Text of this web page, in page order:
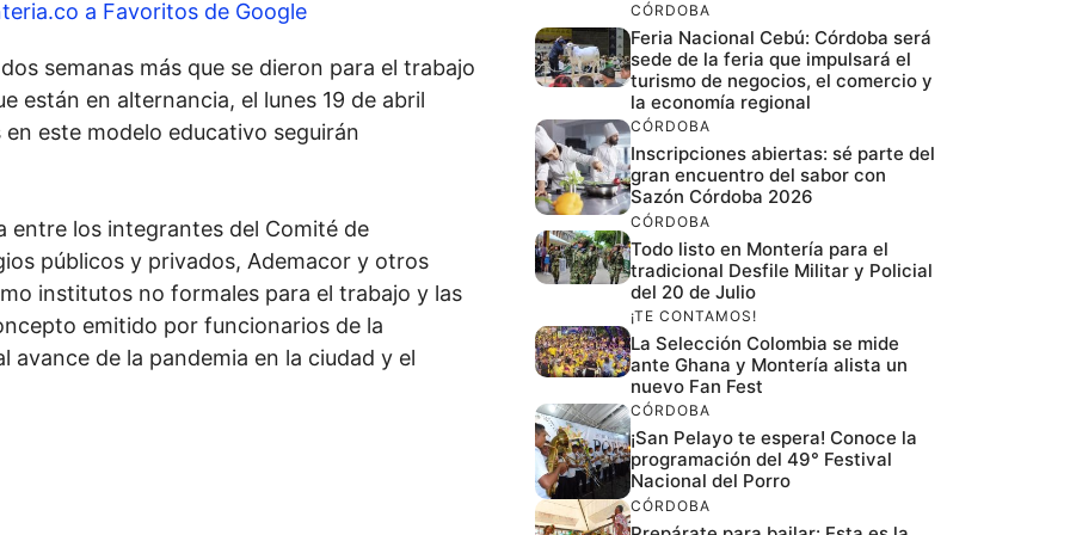
a Favoritos de Google
semanas más que se dieron para el trabajo
están en alternancia, el lunes 19 de abril
este modelo educativo seguirán
entre los integrantes del Comité de
públicos y privados, Ademacor y otros
institutos no formales para el trabajo y las
emitido por funcionarios de la
avance de la pandemia en la ciudad y el
CÓRDOBA
Feria Nacional Cebú: Córdoba será
sede de la feria que impulsará el
turismo de negocios, el comercio y
la economía regional
CÓRDOBA
Inscripciones abiertas: sé parte del
gran encuentro del sabor con
Sazón Córdoba 2026
CÓRDOBA
Todo listo en Montería para el
tradicional Desfile Militar y Policial
del 20 de Julio
¡TE CONTAMOS!
La Selección Colombia se mide
ante Ghana y Montería alista un
nuevo Fan Fest
CÓRDOBA
¡San Pelayo te espera! Conoce la
programación del 49° Festival
Nacional del Porro
CÓRDOBA